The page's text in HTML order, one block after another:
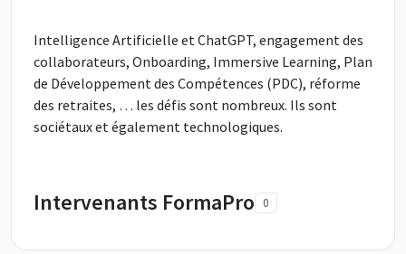
Intelligence Artificielle et ChatGPT, engagement des
collaborateurs, Onboarding, Immersive Learning, Plan
de Développement des Compétences (PDC), réforme
des retraites, … les défis sont nombreux. Ils sont
sociétaux et également technologiques.
Intervenants FormaPro 0